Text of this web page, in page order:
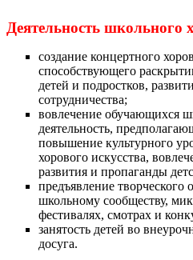
Деятельность школьного
создание концертного
способствующего
детей и подростков,
сотрудничества;
вовлечение обучающихся
деятельность,
повышение культурного
хорового искусства,
развития и пропаганды
предъявление
школьному сообществу,
фестивалях, смотрах и
занятость детей во
досуга.